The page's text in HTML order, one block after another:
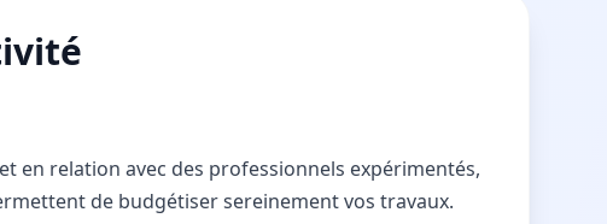
en relation avec des professionnels expérimentés,
de budgétiser sereinement vos travaux.